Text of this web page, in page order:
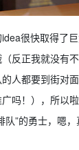
很快取得了
反正我就没有
人都要到街对
吗！），所以
队”的勇士，嗯